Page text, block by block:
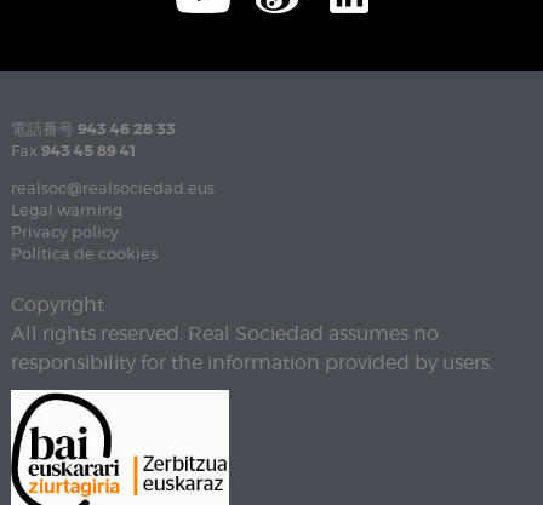
電話番号 943 46 28 33
Fax 943 45 89 41
realsoc@realsociedad.eus
Legal warning
Privacy policy
Política de cookies
Copyright
All rights reserved. Real Sociedad assumes no
responsibility for the information provided by users.